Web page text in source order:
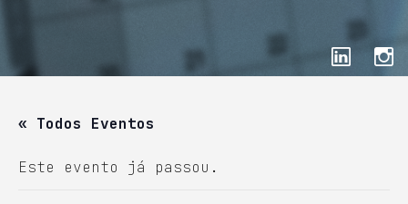
« Todos Eventos
Este evento já passou.